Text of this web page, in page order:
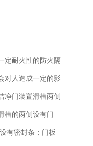
定耐火性的防火隔
对人造成一定的影
净门装置滑槽两侧
槽的两侧设有门
有密封条；门板